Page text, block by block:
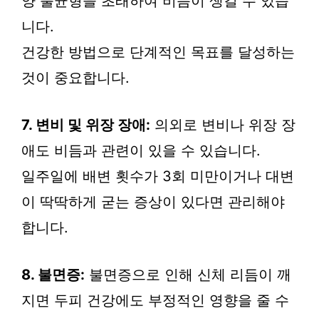
니다.
건강한 방법으로 단계적인 목표를 달성하는
것이 중요합니다.
7. 변비 및 위장 장애: 의외로 변비나 위장 장
애도 비듬과 관련이 있을 수 있습니다.
일주일에 배변 횟수가 3회 미만이거나 대변
이 딱딱하게 굳는 증상이 있다면 관리해야
합니다.
8. 불면증: 불면증으로 인해 신체 리듬이 깨
지면 두피 건강에도 부정적인 영향을 줄 수